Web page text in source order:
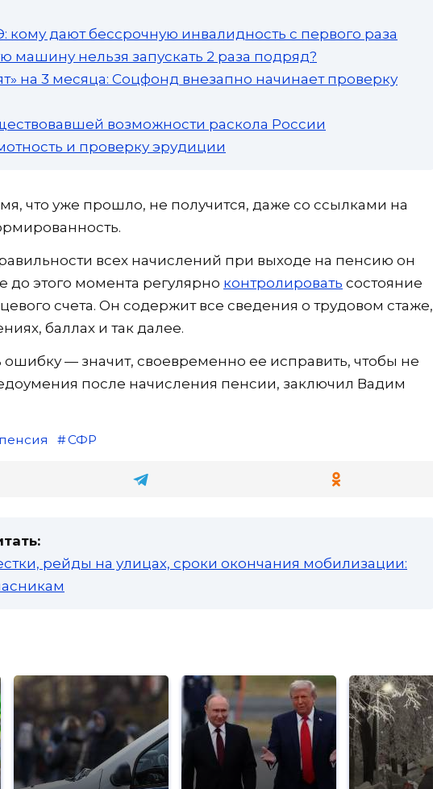
кому дают бессрочную инвалидность с первого раза
машину нельзя запускать 2 раза подряд?
на 3 месяца: Соцфонд внезапно начинает проверку
возможности раскола России
и проверку эрудиции
что уже прошло, не получится, даже со ссылками на
всех начислений при выходе на пенсию он
этого момента регулярно контролировать состояние
счета. Он содержит все сведения о трудовом стаже,
баллах и так далее.
— значит, своевременно ее исправить, чтобы не
после начисления пенсии, заключил Вадим
пенсия СФР
рейды на улицах, сроки окончания мобилизации: